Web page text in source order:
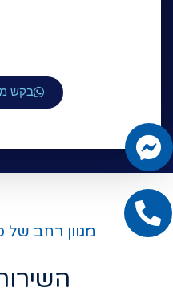
בקש
מגוון רחב של